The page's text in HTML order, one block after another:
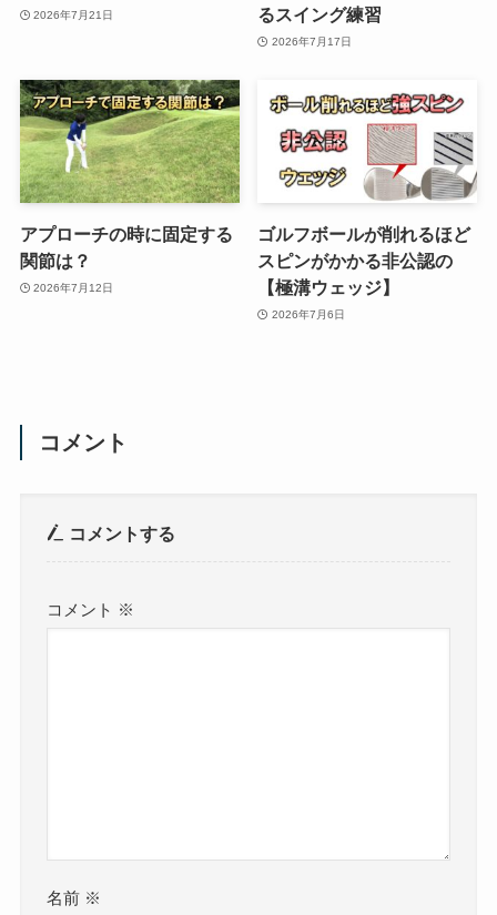
2026年7月21日
るスイング練習
2026年7月17日
アプローチの時に固定する
関節は？
2026年7月12日
ゴルフボールが削れるほど
スピンがかかる非公認の
【極溝ウェッジ】
2026年7月6日
コメント
コメントする
コメント ※
名前 ※